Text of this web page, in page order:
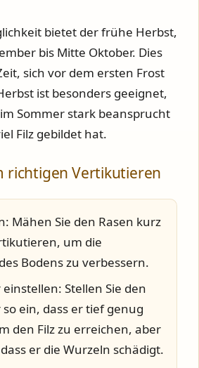
bietet der frühe Herbst,
bis Mitte Oktober. Dies
sich vor dem ersten Frost
ist besonders geeignet,
Sommer stark beansprucht
Filz gebildet hat.
richtigen Vertikutieren
: Mähen Sie den Rasen kurz
um die
Bodens zu verbessern.
: Stellen Sie den
ein, dass er tief genug
den Filz zu erreichen, aber
er die Wurzeln schädigt.